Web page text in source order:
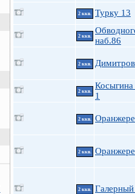
2 ккв. Турку 13
2 ккв.
наб.86
2 ккв.
2 ккв.
1
2 ккв.
2 ккв.
2 ккв.